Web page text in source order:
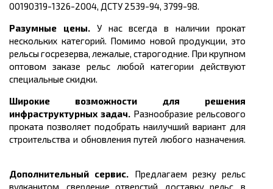
00190319-1326-2004, ДСТУ 2539-94, 3799-98.
Разумные цены. У нас всегда в наличии прокат
нескольких категорий. Помимо новой продукции, это
рельсы госрезерва, лежалые, старогодние. При крупном
оптовом заказе рельс любой категории действуют
специальные скидки.
Широкие возможности для решения
инфраструктурных задач. Разнообразие рельсового
проката позволяет подобрать наилучший вариант для
строительства и обновления путей любого назначения.
Дополнительный сервис. Предлагаем резку рельс
вулканитом, сверление отверстий, доставку рельс, в